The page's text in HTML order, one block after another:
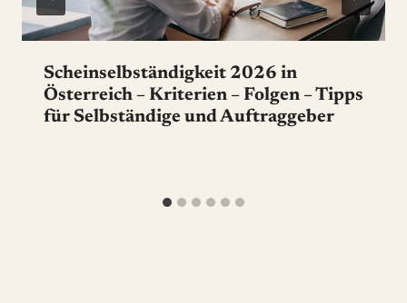
Scheinselbständigkeit 2026 in
Österreich – Kriterien – Folgen – Tipps
für Selbständige und Auftraggeber